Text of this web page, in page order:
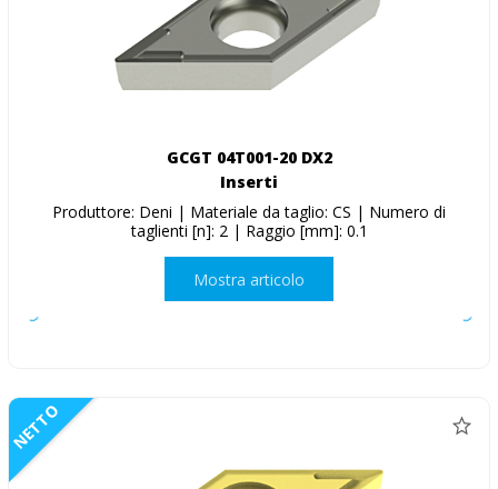
GCGT 04T001-20 DX2
Inserti
Produttore: Deni | Materiale da taglio: CS | Numero di
taglienti [n]: 2 | Raggio [mm]: 0.1
Mostra articolo
NETTO